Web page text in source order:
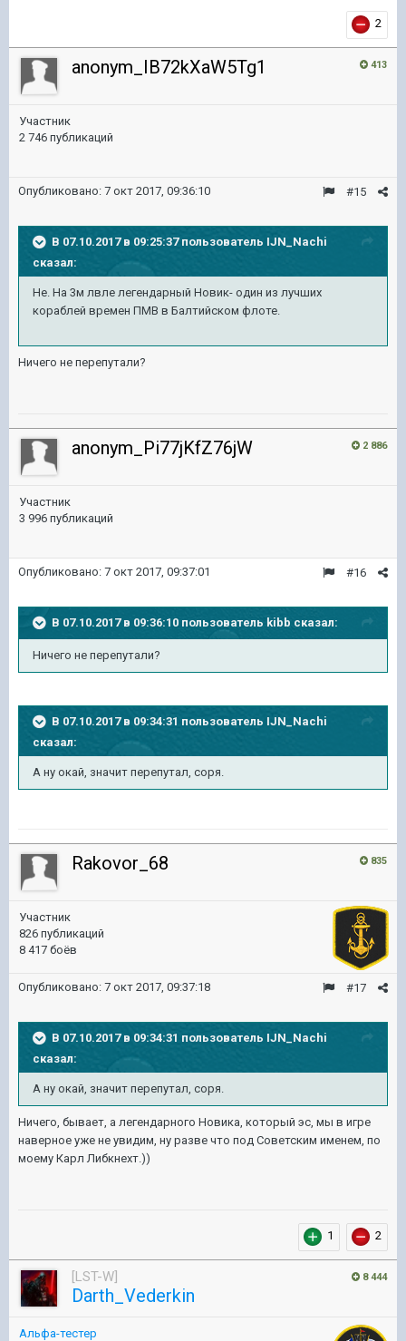
2
413
anonym_IB72kXaW5Tg1
Участник
2 746 публикаций
#15
Опубликовано: 7 окт 2017, 09:36:10
В 07.10.2017 в 09:25:37 пользователь IJN_Nachi
сказал:
Не. На 3м лвле легендарный Новик- один из лучших
кораблей времен ПМВ в Балтийском флоте.
Ничего не перепутали?
2 886
anonym_Pi77jKfZ76jW
Участник
3 996 публикаций
#16
Опубликовано: 7 окт 2017, 09:37:01
В 07.10.2017 в 09:36:10 пользователь kibb сказал:
Ничего не перепутали?
В 07.10.2017 в 09:34:31 пользователь IJN_Nachi
сказал:
А ну окай, значит перепутал, соря.
835
Rakovor_68
Участник
826 публикаций
8 417 боёв
#17
Опубликовано: 7 окт 2017, 09:37:18
В 07.10.2017 в 09:34:31 пользователь IJN_Nachi
сказал:
А ну окай, значит перепутал, соря.
Ничего, бывает, а легендарного Новика, который эс, мы в игре
наверное уже не увидим, ну разве что под Советским именем, по
моему Карл Либкнехт.))
1 2
8 444
[LST-W]
Darth_Vederkin
Альфа-тестер